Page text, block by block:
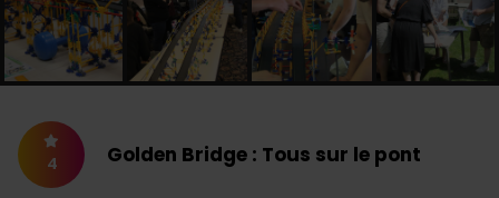
4 Golden Bridge : Tous sur le pont